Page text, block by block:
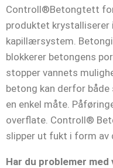
Controll®Betongtett
produktet krystalliserer
kapillærsystem.
blokkerer betongens
stopper vannets
betong kan derfor
en enkel måte.
overflate. Controll®
slipper ut fukt i form
Har du problemer